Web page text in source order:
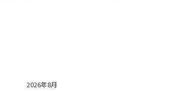
2026年8月